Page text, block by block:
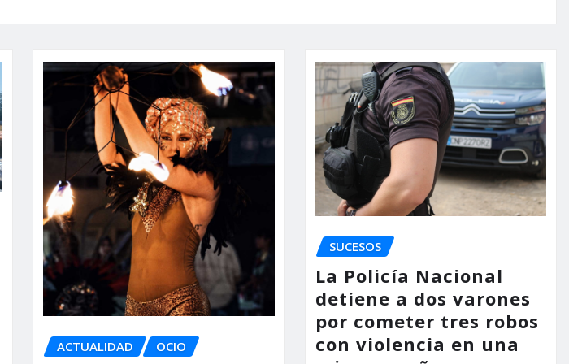
ACTUALIDAD OCIO
SUCESOS
La Policía Nacional
detiene a dos varones
por cometer tres robos
con violencia en una